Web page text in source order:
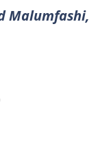
Malumfashi,